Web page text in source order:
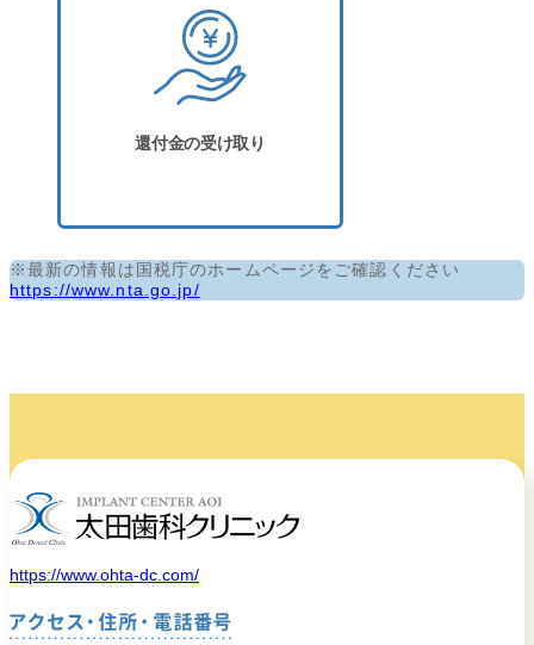
還付金の受け取り
※最新の情報は国税庁のホームページをご確認ください
https://www.nta.go.jp/
https://www.ohta-dc.com/